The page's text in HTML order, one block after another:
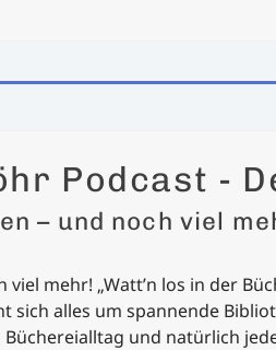
Podcast -
– und noch viel
viel mehr! „Watt’n los in der
sich alles um spannende
und natürlich